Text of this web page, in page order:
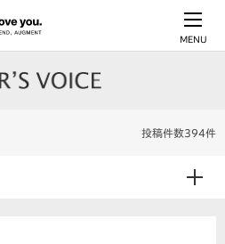
MENU
投稿件数394件